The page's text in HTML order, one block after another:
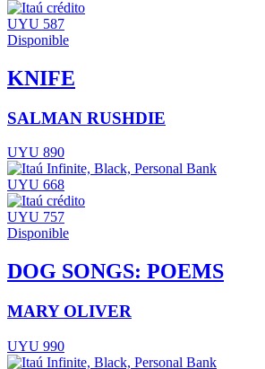
UYU 587
Disponible
KNIFE
SALMAN RUSHDIE
UYU 890
UYU 668
UYU 757
Disponible
DOG SONGS: POEMS
MARY OLIVER
UYU 990